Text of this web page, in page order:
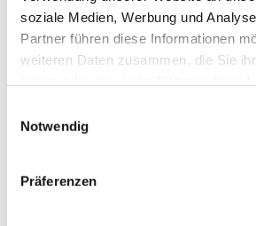
soziale Medien, Werbung und
Partner führen diese Informationen
weiteren Daten zusammen, die Sie
Notwendig
Präferenzen
Dies könnte